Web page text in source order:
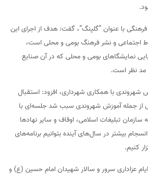
فرهنگی با عنوان “گلپنگ”، گفت: هدف از اجرای این
اجتماعی و نشر فرهنگ بومی و محلی است،
نمایشگاهای بومی و محلی که در آن صنایع
نظر است.
با همکاری شهرداری، افزود: استقبال
از جمله آموزش شهروندی سبب شد جلسه‌ای با
سازمان تبلیغات اسلامی، اوقاف و سایر نهادها
بیشتر در سال‌های آینده بتوانیم برنامه‌های
کنیم.
عزاداری سرور و سالار شهیدان امام حسین (ع) و